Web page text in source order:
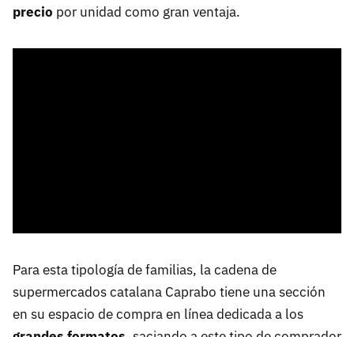
precio por unidad como gran ventaja.
Para esta tipología de familias, la cadena de
supermercados catalana Caprabo tiene una sección
en su espacio de compra en línea dedicada a los